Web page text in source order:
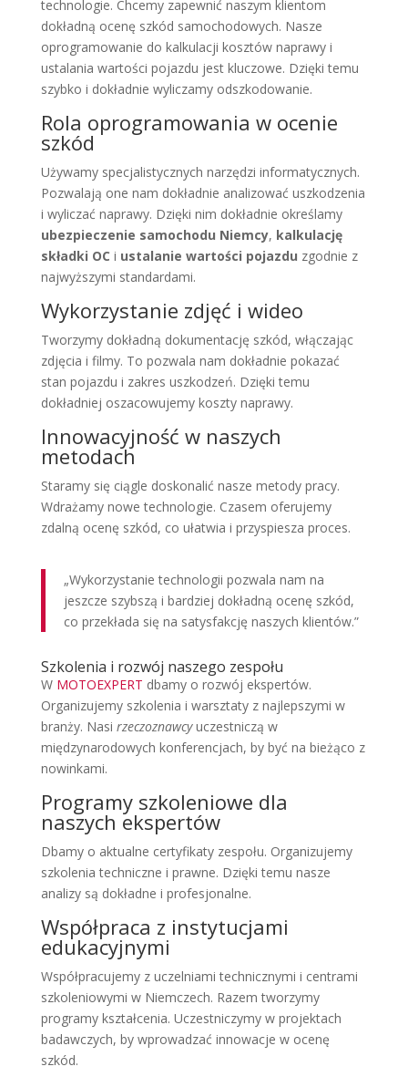
technologie. Chcemy zapewnić naszym klientom
dokładną ocenę szkód samochodowych. Nasze
oprogramowanie do kalkulacji kosztów naprawy i
ustalania wartości pojazdu jest kluczowe. Dzięki temu
szybko i dokładnie wyliczamy odszkodowanie.
Rola oprogramowania w ocenie
szkód
Używamy specjalistycznych narzędzi informatycznych.
Pozwalają one nam dokładnie analizować uszkodzenia
i wyliczać naprawy. Dzięki nim dokładnie określamy
ubezpieczenie samochodu Niemcy, kalkulację
składki OC i ustalanie wartości pojazdu zgodnie z
najwyższymi standardami.
Wykorzystanie zdjęć i wideo
Tworzymy dokładną dokumentację szkód, włączając
zdjęcia i filmy. To pozwala nam dokładnie pokazać
stan pojazdu i zakres uszkodzeń. Dzięki temu
dokładniej oszacowujemy koszty naprawy.
Innowacyjność w naszych
metodach
Staramy się ciągle doskonalić nasze metody pracy.
Wdrażamy nowe technologie. Czasem oferujemy
zdalną ocenę szkód, co ułatwia i przyspiesza proces.
„Wykorzystanie technologii pozwala nam na
jeszcze szybszą i bardziej dokładną ocenę szkód,
co przekłada się na satysfakcję naszych klientów.”
Szkolenia i rozwój naszego zespołu
W MOTOEXPERT dbamy o rozwój ekspertów.
Organizujemy szkolenia i warsztaty z najlepszymi w
branży. Nasi rzeczoznawcyuczestniczą w
międzynarodowych konferencjach, by być na bieżąco z
nowinkami.
Programy szkoleniowe dla
naszych ekspertów
Dbamy o aktualne certyfikaty zespołu. Organizujemy
szkolenia techniczne i prawne. Dzięki temu nasze
analizy są dokładne i profesjonalne.
Współpraca z instytucjami
edukacyjnymi
Współpracujemy z uczelniami technicznymi i centrami
szkoleniowymi w Niemczech. Razem tworzymy
programy kształcenia. Uczestniczymy w projektach
badawczych, by wprowadzać innowacje w ocenę
szkód.